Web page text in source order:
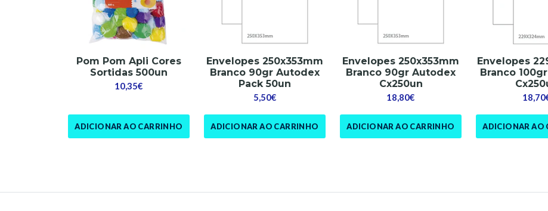
Pom Pom Apli Cores
Sortidas 500un
10,35€
ADICIONAR AO CARRINHO
Envelopes 250x353mm
Branco 90gr Autodex
Pack 50un
5,50€
ADICIONAR AO CARRINHO
Envelopes 250x353mm
Branco 90gr Autodex
Cx250un
18,80€
ADICIONAR AO CARRINHO
Envelopes
Branco
ADICIONAR AO